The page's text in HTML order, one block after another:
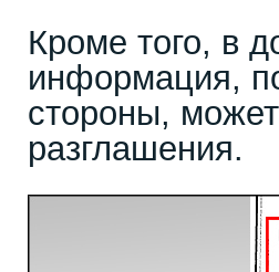
Кроме того, в
информация,
стороны,
разглашения.